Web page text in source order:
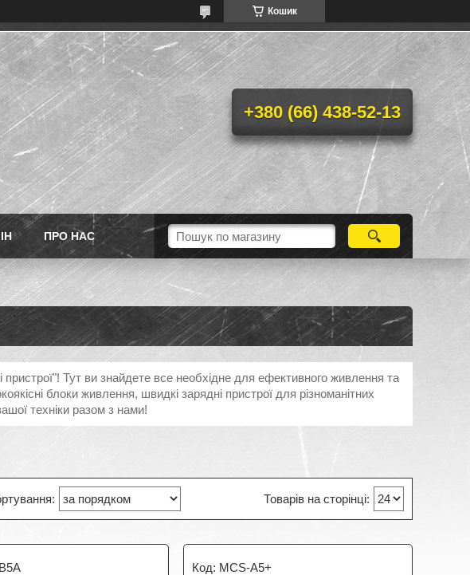
Кошик
+380 (66) 438-52-13
ПРО НАС
пристрої"! Тут ви знайдете все необхідне для ефективного живлення та
блоки живлення, швидкі зарядні пристрої для різноманітних
техніки разом з нами!
MCS-A5+